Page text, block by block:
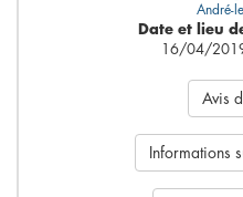
André-
Date et lieu
16/04/2019
Avis
Informations